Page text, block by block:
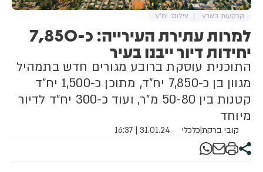
למרות עתירת העירייה: כ-7,850
יחידות דיור ייבנו בעיר
התוכנית עוסקת ברובע מגורים חדש בתמהיל
מגוון בן כ-7,850 יח"ד, מתוכן כ-1,500 יח"ד
קטנות בין 50-80 מ"ר, ועוד כ-300 יח"ד לדיור
מיוחד
קובי ברקת|כלכלי 31.01.24 | 16:37
קרקעות בארץ צילום: יח"צ